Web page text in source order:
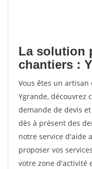
La solution
chantiers :
Vous êtes un
Ygrande, découvrez
demande de devis
dès à présent des
notre service d'aide
proposer vos
votre zone d'activité